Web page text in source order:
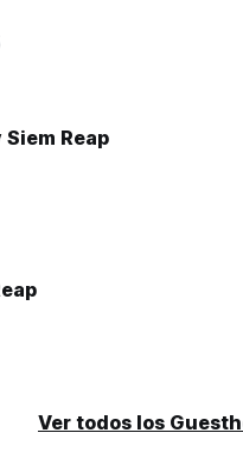
Reap
Ver todos los